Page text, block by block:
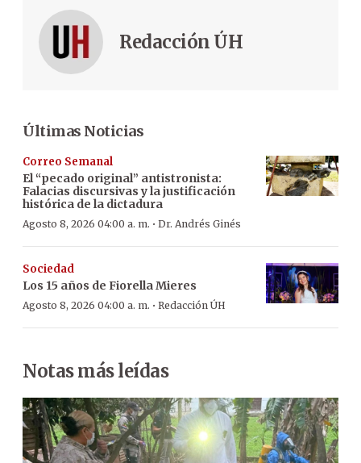
Redacción ÚH
Últimas Noticias
Correo Semanal
El “pecado original” antistronista:
Falacias discursivas y la justificación
histórica de la dictadura
Agosto 8, 2026 04:00 a. m. · Dr. Andrés Ginés
Sociedad
Los 15 años de Fiorella Mieres
Agosto 8, 2026 04:00 a. m. · Redacción ÚH
Notas más leídas